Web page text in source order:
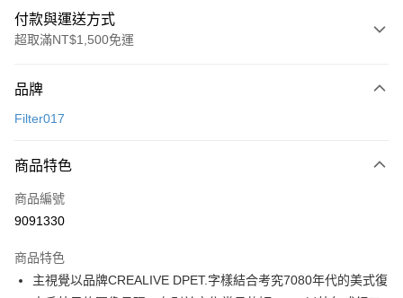
付款與運送方式
超取滿NT$1,500免運
信用卡一次付款
3 期 0 利率 每期
合作金庫商業銀行
上海商業儲蓄銀行
臺灣中小企業銀行
匯豐（台灣）商業銀行
華泰商業銀行
超商取貨付款
LINE Pay
街口支付
品牌
Filter017
商品特色
商品編號
9091330
商品特色
主視覺以品牌CREALIVE DPET.字樣結合考究7080年代的美式復